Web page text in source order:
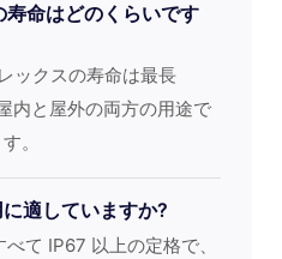
命はどのくらいです
ックスの寿命は最長
内と屋外の両方の用途で
。
適していますか?
て IP67 以上の定格で、